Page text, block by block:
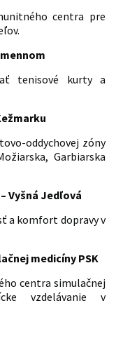
centra pre
tenisové kurty a
oddychovej zóny
Garbiarska
Vyšná Jedľová
a komfort dopravy v
medicíny PSK
centra simulačnej
vzdelávanie v